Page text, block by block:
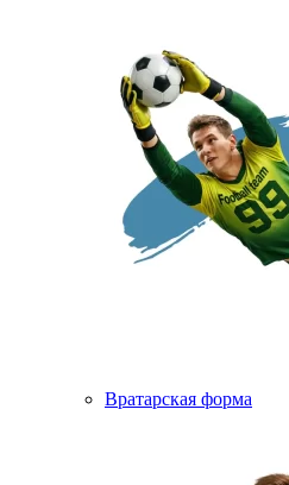
Вратарская форма